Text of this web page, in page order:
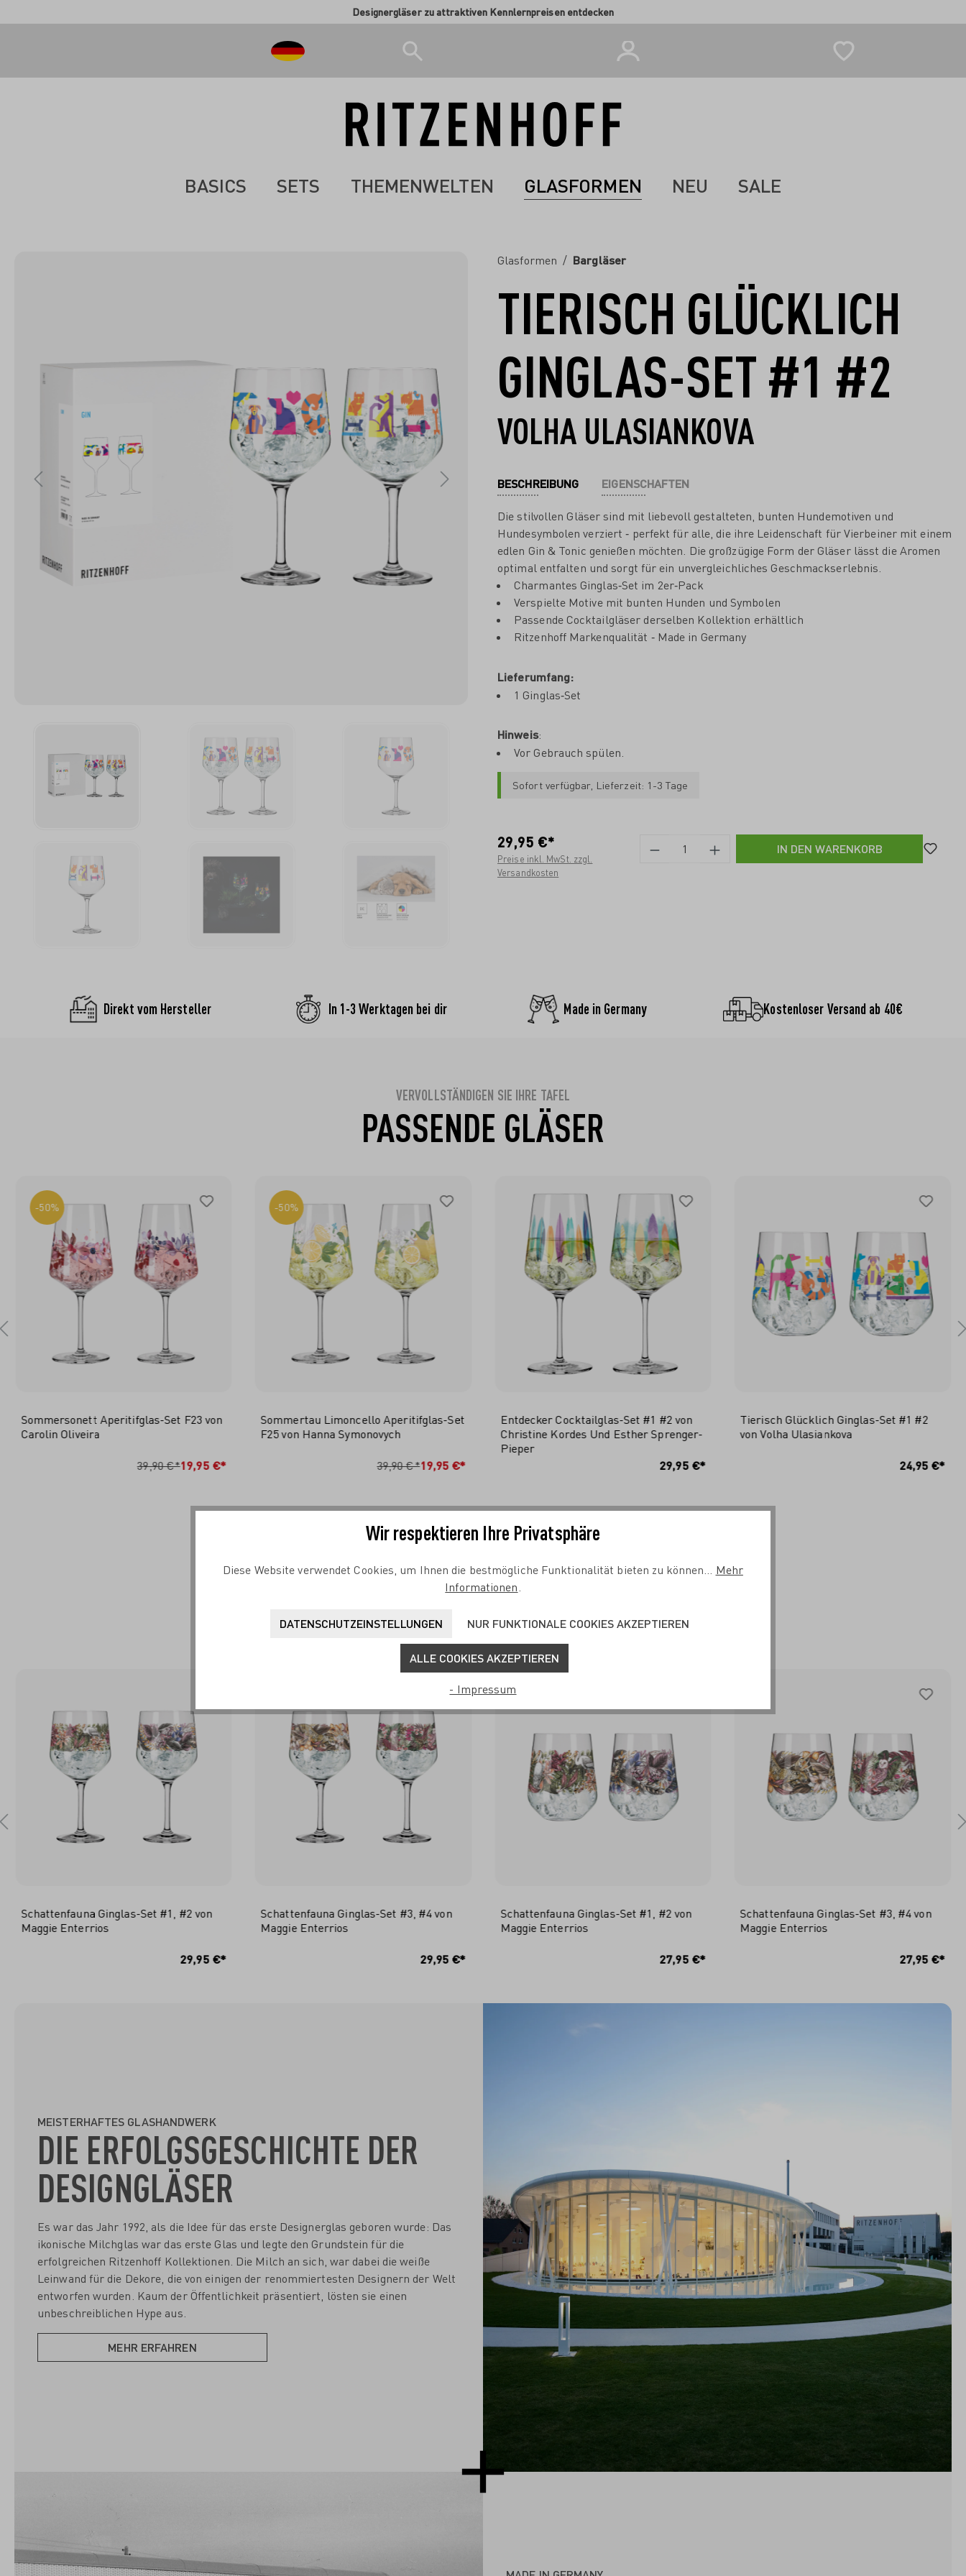
Designergläser zu attraktiven Kennlernpreisen entdecken
BASICS SETS THEMENWELTEN GLASFORMEN NEU SALE
Glasformen / Bargläser
TIERISCH GLÜCKLICH
GINGLAS-SET #1 #2
VOLHA ULASIANKOVA
BESCHREIBUNG EIGENSCHAFTEN
Die stilvollen Gläser sind mit liebevoll gestalteten, bunten Hundemotiven und
Hundesymbolen verziert ‐ perfekt für alle, die ihre Leidenschaft für Vierbeiner mit einem
edlen Gin & Tonic genießen möchten. Die großzügige Form der Gläser lässt die Aromen
optimal entfalten und sorgt für ein unvergleichliches Geschmackserlebnis.
Charmantes Ginglas‐Set im 2er‐Pack
Verspielte Motive mit bunten Hunden und Symbolen
Passende Cocktailgläser derselben Kollektion erhältlich
Ritzenhoff Markenqualität ‐ Made in Germany
Lieferumfang:
1 Ginglas‐Set
Hinweis:
Vor Gebrauch spülen.
Sofort verfügbar, Lieferzeit: 1-3 Tage
29,95 €*
Preise inkl. MwSt. zzgl.
Versandkosten
IN DEN WARENKORB
Direkt vom Hersteller In 1-3 Werktagen bei dir Made in Germany Kostenloser Versand ab 40€
VERVOLLSTÄNDIGEN SIE IHRE TAFEL
PASSENDE GLÄSER
-50%
Sommersonett Aperitifglas-Set F23 von
Carolin Oliveira
39,90 €*19,95 €*
-50%
Sommertau Limoncello Aperitifglas-Set
F25 von Hanna Symonovych
39,90 €*19,95 €*
Entdecker Cocktailglas-Set #1 #2 von
Christine Kordes Und Esther Sprenger-
Pieper
29,95 €*
Tierisch Glücklich Ginglas-Set #1 #2
von Volha Ulasiankova
24,95 €*
DARF ES SONST NOCH ETWAS SEIN?
OFT ZUSAMMEN GEKAUFT
Schattenfauna Ginglas-Set #1, #2 von
Maggie Enterrios
29,95 €*
Schattenfauna Ginglas-Set #3, #4 von
Maggie Enterrios
29,95 €*
Schattenfauna Ginglas-Set #1, #2 von
Maggie Enterrios
27,95 €*
Schattenfauna Ginglas-Set #3, #4 von
Maggie Enterrios
27,95 €*
MEISTERHAFTES GLASHANDWERK
DIE ERFOLGSGESCHICHTE DER
DESIGNGLÄSER
Es war das Jahr 1992, als die Idee für das erste Designerglas geboren wurde: Das
ikonische Milchglas war das erste Glas und legte den Grundstein für die
erfolgreichen Ritzenhoff Kollektionen. Die Milch an sich, war dabei die weiße
Leinwand für die Dekore, die von einigen der renommiertesten Designern der Welt
entworfen wurden. Kaum der Öffentlichkeit präsentiert, lösten sie einen
unbeschreiblichen Hype aus.
MEHR ERFAHREN
Wir respektieren Ihre Privatsphäre
Diese Website verwendet Cookies, um Ihnen die bestmögliche Funktionalität bieten zu können... Mehr
Informationen
DATENSCHUTZEINSTELLUNGEN NUR FUNKTIONALE COOKIES AKZEPTIEREN
ALLE COOKIES AKZEPTIEREN
- Impressum